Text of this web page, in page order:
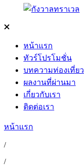
หน้าแรก
ทัวร์โปรโมชั่น
บทความท่องเที่ยว
ผลงานที่ผ่านมา
เกี่ยวกับเรา
ติดต่อเรา
หน้าแรก
/
/